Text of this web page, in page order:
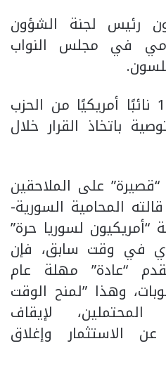
رئيس لجنة الشؤون
في مجلس النواب
ويدعم هذا الاقتراح 12 نائبًا أمريكيًا من الحزب
باتخاذ القرار خلال
على الملاحقين
المحامية السورية-
لسوريا حرة”
في وقت سابق، فإن
“عادة” مهلة عام
وهذا ”لمنح الوقت
لإيقاف
الاستثمار وإغلاق